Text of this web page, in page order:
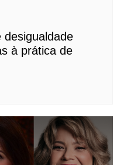
desigualdade
à prática de